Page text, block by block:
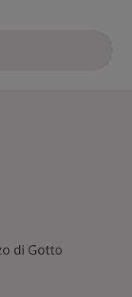
cui sopra
di Gotto